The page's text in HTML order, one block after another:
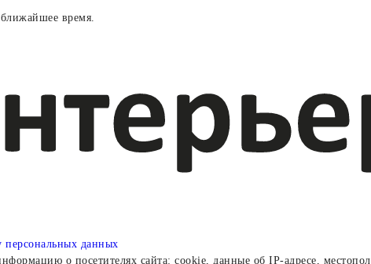
время.
персональных данных
о посетителях сайта: cookie, данные об IP-адресе,